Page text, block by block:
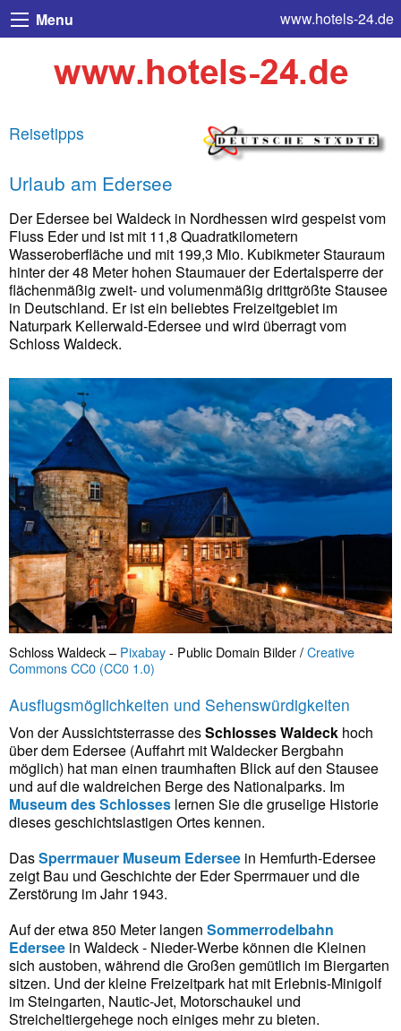
Menu www.hotels-24.de
Reisetipps
Urlaub am Edersee
Der Edersee bei Waldeck in Nordhessen wird gespeist vom
Fluss Eder und ist mit 11,8 Quadratkilometern
Wasseroberfläche und mit 199,3 Mio. Kubikmeter Stauraum
hinter der 48 Meter hohen Staumauer der Edertalsperre der
flächenmäßig zweit- und volumenmäßig drittgrößte Stausee
in Deutschland. Er ist ein beliebtes Freizeitgebiet im
Naturpark Kellerwald-Edersee und wird überragt vom
Schloss Waldeck.
Schloss Waldeck – Pixabay- Public Domain Bilder /Creative
Commons CC0 (CC0 1.0)
Ausflugsmöglichkeiten und Sehenswürdigkeiten
Von der Aussichtsterrasse desSchlosses Waldeck hoch
über dem Edersee (Auffahrt mit Waldecker Bergbahn
möglich) hat man einen traumhaften Blick auf den Stausee
und auf die waldreichen Berge des Nationalparks. Im
Museum des Schlosses lernen Sie die gruselige Historie
dieses geschichtslastigen Ortes kennen.
DasSperrmauer Museum Edersee in Hemfurth-Edersee
zeigt Bau und Geschichte der Eder Sperrmauer und die
Zerstörung im Jahr 1943.
Auf der etwa 850 Meter langen Sommerrodelbahn
Edersee in Waldeck - Nieder-Werbe können die Kleinen
sich austoben, während die Großen gemütlich im Biergarten
sitzen. Und der kleine Freizeitpark hat mit Erlebnis-Minigolf
im Steingarten, Nautic-Jet, Motorschaukel und
Streicheltiergehege noch einiges mehr zu bieten.